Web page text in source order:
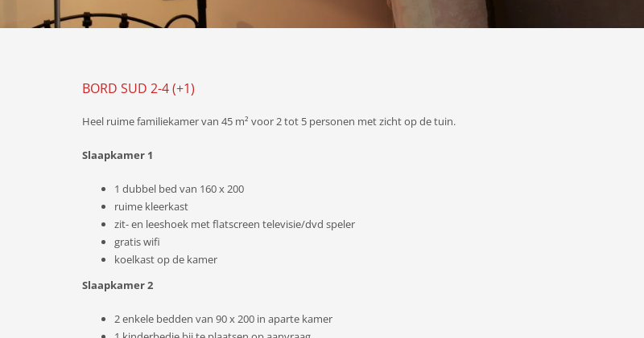
BORD SUD 2-4 (+1)
Heel ruime familiekamer van 45 m² voor 2 tot 5 personen met zicht op de tuin.
Slaapkamer 1
1 dubbel bed van 160 x 200
ruime kleerkast
zit- en leeshoek met flatscreen televisie/dvd speler
gratiswifi
koelkast op de kamer
Slaapkamer 2
2 enkele bedden van 90 x 200 in aparte kamer